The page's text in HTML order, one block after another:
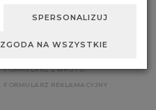
FORMULARZ ZWROTU
FORMULARZ REKLAMACYJNY
SPERSONALIZUJ
ZGODA NA WSZYSTKIE